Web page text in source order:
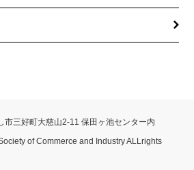
三好町大慈山2-11 保田ヶ池センター内
of Commerce and Industry ALLrights